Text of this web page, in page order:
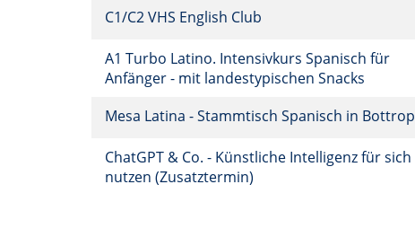
C1/C2 VHS English Club
A1 Turbo Latino. Intensivkurs Spanisch für
Anfänger - mit landestypischen Snacks
Mesa Latina - Stammtisch Spanisch in Bottrop
ChatGPT & Co. - Künstliche Intelligenz für sich
nutzen (Zusatztermin)